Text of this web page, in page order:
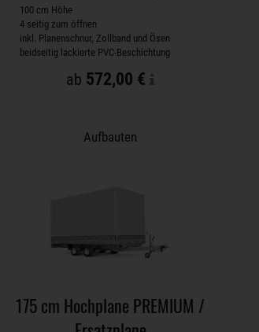
100 cm Höhe
4 seitig zum öffnen
inkl. Planenschnur, Zollband und Ösen
beidseitig lackierte PVC-Beschichtung
ab 572,00 €
Aufbauten
175 cm Hochplane PREMIUM /